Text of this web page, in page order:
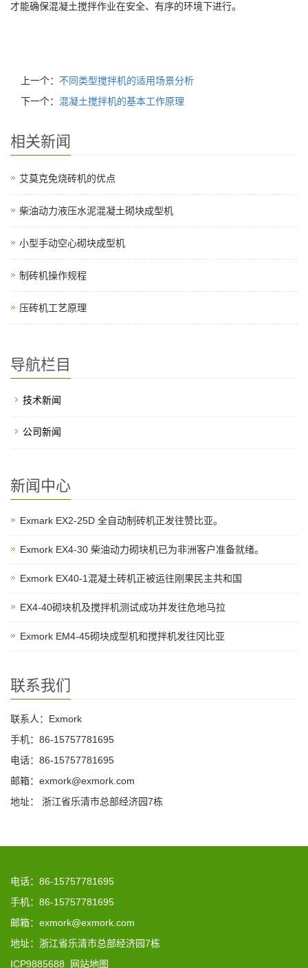
才能确保混凝土搅拌作业在安全、有序的环境下进行。
上一个： 不同类型搅拌机的适用场景分析
下一个： 混凝土搅拌机的基本工作原理
相关新闻
艾莫克免烧砖机的优点
柴油动力液压水泥混凝土砌块成型机
小型手动空心砌块成型机
制砖机操作规程
压砖机工艺原理
导航栏目
技术新闻
公司新闻
新闻中心
Exmark EX2-25D 全自动制砖机正发往赞比亚。
Exmork EX4-30 柴油动力砌块机已为非洲客户准备就绪。
Exmork EX40-1混凝土砖机正被运往刚果民主共和国
EX4-40砌块机及搅拌机测试成功并发往危地马拉
Exmork EM4-45砌块成型机和搅拌机发往冈比亚
联系我们
联系人：Exmork
手机：86-15757781695
电话：86-15757781695
邮箱：exmork@exmork.com
地址： 浙江省乐清市总部经济园7栋
电话：86-15757781695
手机：86-15757781695
邮箱：exmork@exmork.com
地址：浙江省乐清市总部经济园7栋
ICP9885688
网站地图